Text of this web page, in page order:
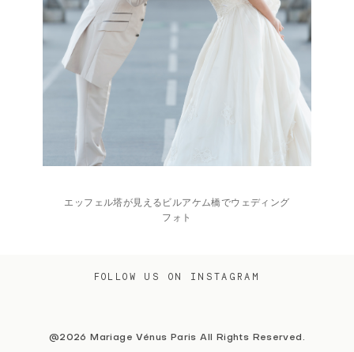
エッフェル塔が見えるビルアケム橋でウェディング
フォト
FOLLOW US ON INSTAGRAM
@2026 Mariage Vénus Paris All Rights Reserved.